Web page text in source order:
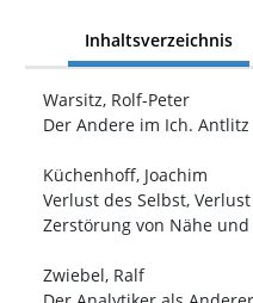
Inhaltsverzeichnis
Warsitz, Rolf-Peter
Der Andere im Ich.
Küchenhoff, Joachim
Verlust des Selbst,
Zerstörung von Nähe
Zwiebel, Ralf